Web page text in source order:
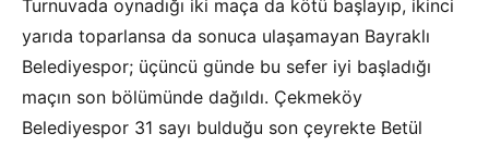
Turnuvada oynadığı iki maça da kötü başlayıp, ikinci
yarıda toparlansa da sonuca ulaşamayan Bayraklı
Belediyespor; üçüncü günde bu sefer iyi başladığı
maçın son bölümünde dağıldı. Çekmeköy
Belediyespor 31 sayı bulduğu son çeyrekte Betül